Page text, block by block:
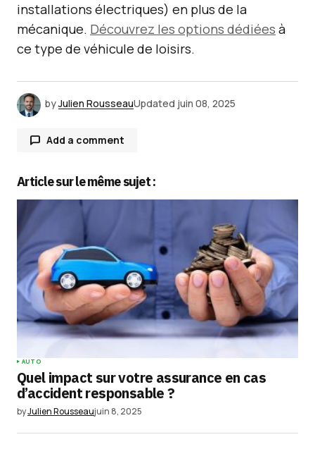
installations électriques) en plus de la
mécanique. Découvrez les options dédiées à
ce type de véhicule de loisirs.
byJulien RousseauUpdated juin 08, 2025
Add a comment
Votre adresse e-mail ne sera pas publiée.Les
champs obligatoires sont indiqués avec
Comment*
Your Name*
Your E-mail*
site dans le navigateur pour mon prochain
Article sur le même sujet :
AUTO
Quel impact sur votre assurance en cas
d’accident responsable ?
byJulien Rousseaujuin 8, 2025